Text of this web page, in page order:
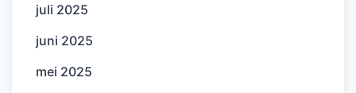
juli 2025
juni 2025
mei 2025